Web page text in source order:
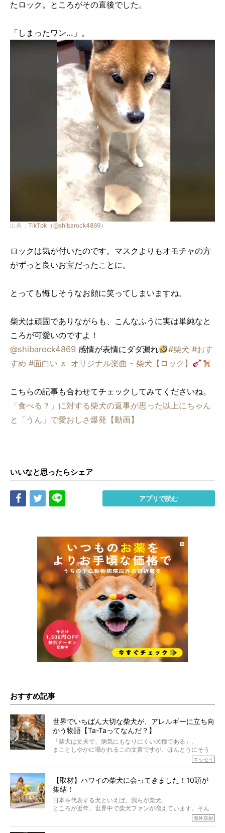
たロック。ところがその直後でした。
「しまったワン…」。
出典： TikTok（@shibarock4869）
ロックは気が付いたのです。マスクよりもオモチャの方
がずっと良いお宝だったことに。
とっても悔しそうなお顔に笑ってしまいますね。
柴犬は頑固でありながらも、こんなふうに実は単純なと
ころが可愛いのですよ！
@shibarock4869 感情が表情にダダ漏れ #柴犬 #おす
すめ #面白い ♬ オリジナル楽曲 - 柴犬【ロック】
こちらの記事も合わせてチェックしてみてくださいね。
「食べる？」に対する柴犬の返事が思った以上にちゃん
と「うん」で愛おしさ爆発【動画】
いいなと思ったらシェア
Share Tweet アプリで読む
おすすめ記事
世界でいちばん大切な柴犬が、アレルギーに立ち向
かう物語【Ta-Taってなんだ？】
「柴犬は丈夫で、病気にもなりにくい犬種である」。
まことしやかに囁かれるこの文言ですが、ほんとうにそう
でも、いざそれぞれの個体を見ていくと、丈夫で病気にも
なりにくい、とは言えないような気もするのです。
実際に「病気にならない」などということはないし、飼い
主はそのためにやるべきことがある。
今回は、柴犬に関わる方たちすべてに読んで欲しい、ある
エッセイ
【取材】ハワイの柴犬に会ってきました！10頭が
集結！
日本を代表する犬といえば、我らが柴犬。
ところが近年、世界中で柴犬ファンが増えています。そん
な中「柴犬ライフ」が目をつけたのは、南の楽園ハワイ。
海外取材